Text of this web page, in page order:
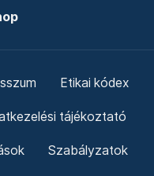
Etikai kódex
tájékoztató
Szabályzatok